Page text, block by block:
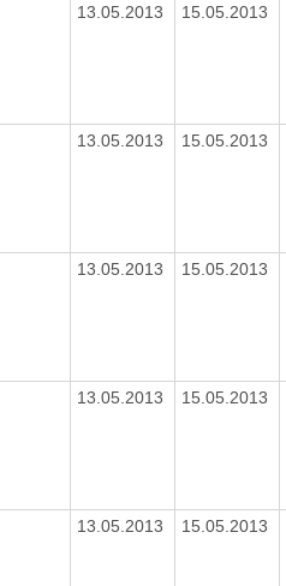
13.05.2013 15.05.2013
13.05.2013 15.05.2013
13.05.2013 15.05.2013
13.05.2013 15.05.2013
13.05.2013 15.05.2013